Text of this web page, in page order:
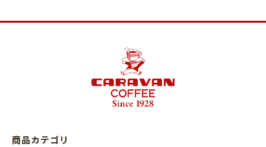
商品カテゴリ